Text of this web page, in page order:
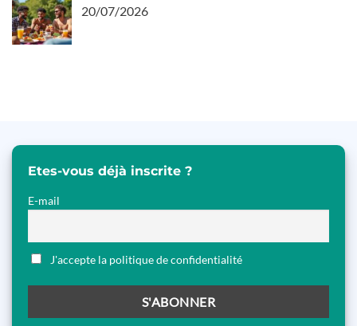
20/07/2026
Etes-vous déjà inscrite ?
E-mail
J'accepte la politique de confidentialité